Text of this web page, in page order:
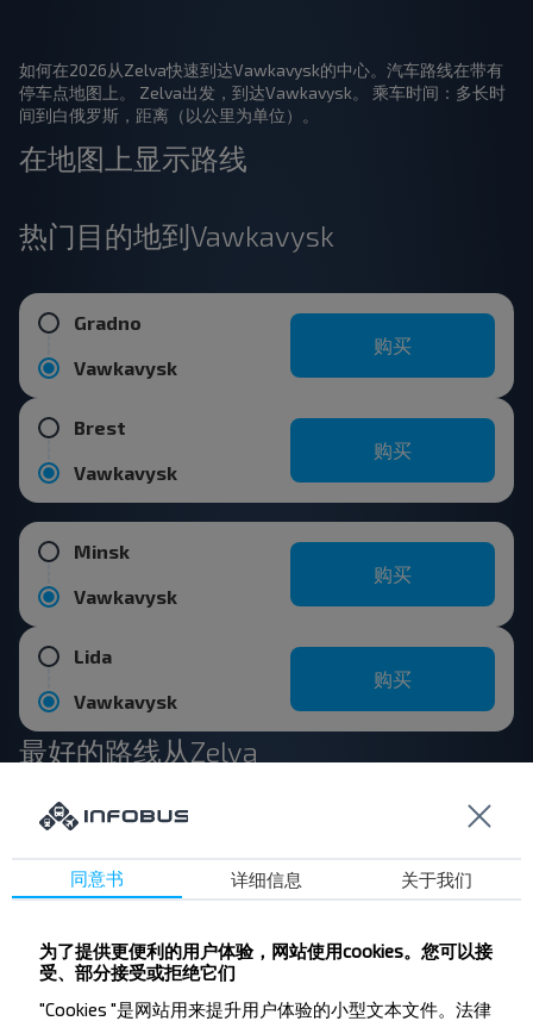
如何在2026从Zelva快速到达Vawkavysk的中心。汽车路线在带有
停车点地图上。 Zelva出发，到达Vawkavysk。 乘车时间：多长时
间到白俄罗斯，距离（以公里为单位）。
在地图上显示路线
热门目的地到Vawkavysk
Gradno
Vawkavysk
购买
Brest
Vawkavysk
购买
Minsk
Vawkavysk
购买
Lida
Vawkavysk
购买
最好的路线从Zelva
Gradno
购买
Zelva
Warszawa
购买
同意书 详细信息 关于我们
为了提供更便利的用户体验，网站使用cookies。您可以接
受、部分接受或拒绝它们
"Cookies "是网站用来提升用户体验的小型文本文件。法律